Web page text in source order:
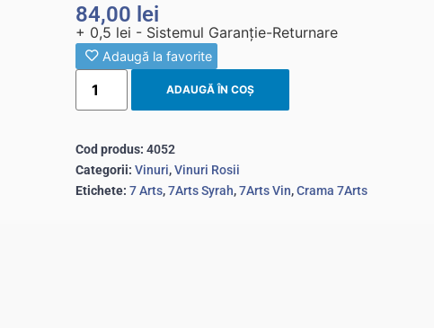
84,00 lei
+ 0,5 lei - Sistemul Garanție-Returnare
Adaugă la favorite
ADAUGĂ ÎN COȘ
Cod produs:4052
Categorii: Vinuri,Vinuri Rosii
Etichete: 7 Arts,7Arts Syrah,7Arts Vin,Crama 7Arts